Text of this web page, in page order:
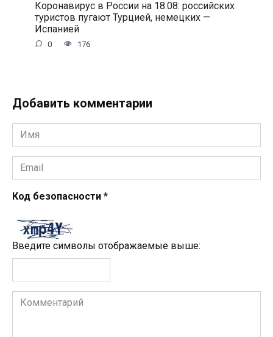
Коронавирус в России на 18.08: российских
туристов пугают Турцией, немецких —
Испанией
0 176
Добавить комментарии
Имя
*
Email
*
Код безопасности *
Введите символы отображаемые выше:
Комментарий